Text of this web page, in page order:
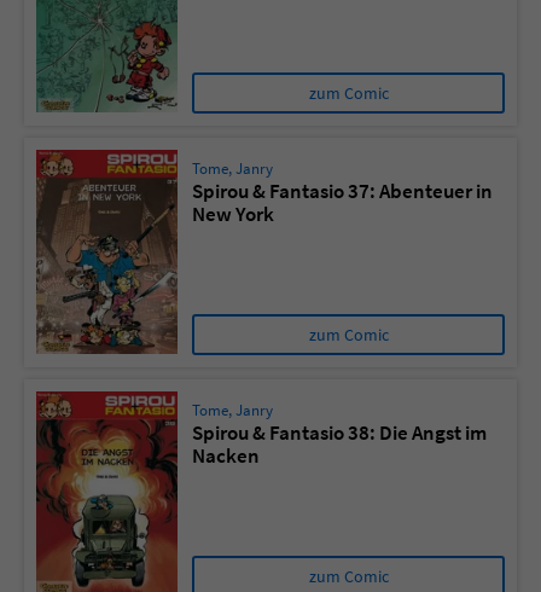
zum Comic
Tome,Janry
Spirou & Fantasio 37: Abenteuer in
New York
zum Comic
Tome,Janry
Spirou & Fantasio 38: Die Angst im
Nacken
zum Comic